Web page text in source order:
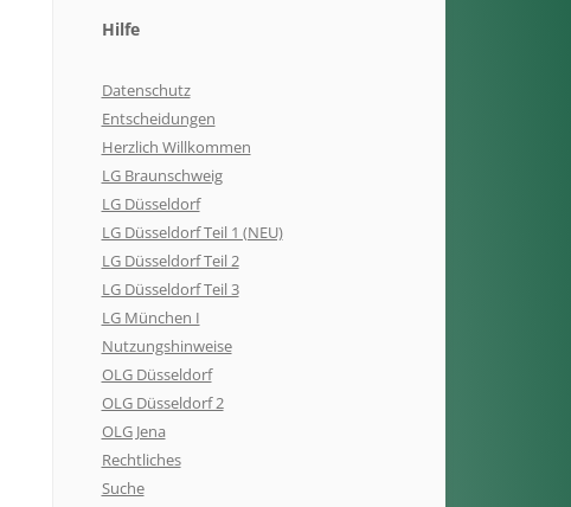
Hilfe
Datenschutz
Entscheidungen
Herzlich Willkommen
LG Braunschweig
LG Düsseldorf
LG Düsseldorf Teil 1 (NEU)
LG Düsseldorf Teil 2
LG Düsseldorf Teil 3
LG München I
Nutzungshinweise
OLG Düsseldorf
OLG Düsseldorf 2
OLG Jena
Rechtliches
Suche